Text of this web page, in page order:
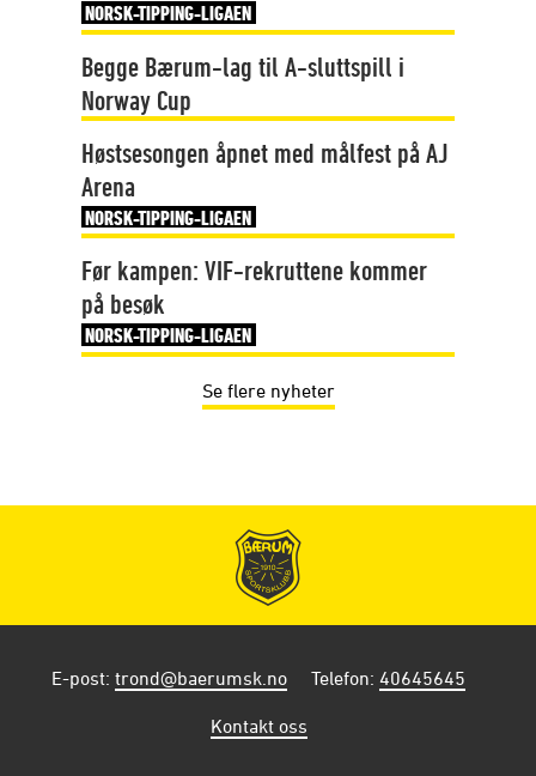
NORSK-TIPPING-LIGAEN
Begge Bærum-lag til A-sluttspill i
Norway Cup
Høstsesongen åpnet med målfest på AJ
Arena
NORSK-TIPPING-LIGAEN
Før kampen: VIF-rekruttene kommer
på besøk
NORSK-TIPPING-LIGAEN
Se flere nyheter
E-post: trond@baerumsk.no Telefon: 40645645
Kontakt oss